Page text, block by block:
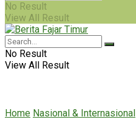
No Result
View All Result
No Result
View All Result
Home Nasional & Internasional